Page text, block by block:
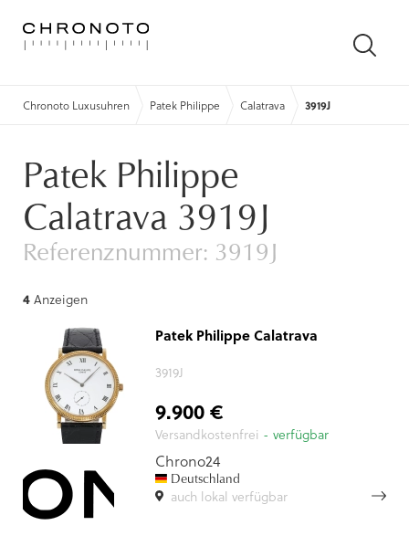
Chronoto Luxusuhren Patek Philippe Calatrava 3919J
Patek Philippe
Calatrava 3919J
Referenznummer: 3919J
4Anzeigen
Patek Philippe Calatrava
3919J
9.900 €
Versandkostenfrei - verfügbar
Chrono24
Deutschland
auch lokal verfügbar